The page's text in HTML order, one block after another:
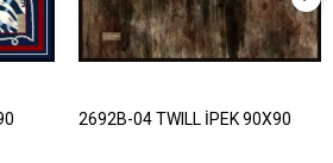
2692B-04 TWILL İPEK 90X90